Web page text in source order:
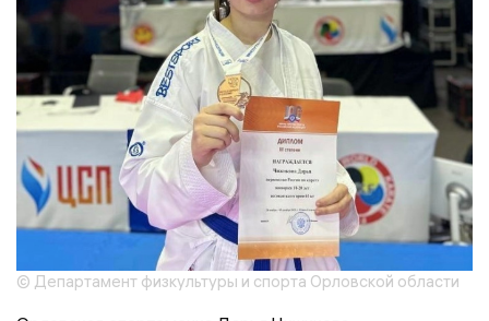
© Департамент физкультуры и спорта Орловской области